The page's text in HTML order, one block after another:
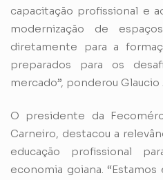
capacitação profissional e
modernização de
diretamente para a
preparados para os
mercado”, ponderou Glaucio
O presidente da
Carneiro, destacou a
educação profissional
economia goiana.